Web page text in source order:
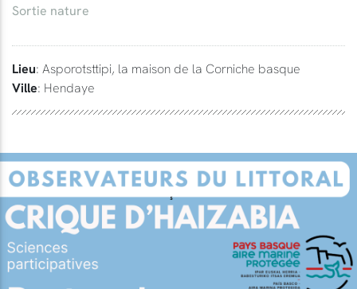
Sortie nature
Lieu: Asporotsttipi, la maison de la Corniche basque
Ville: Hendaye